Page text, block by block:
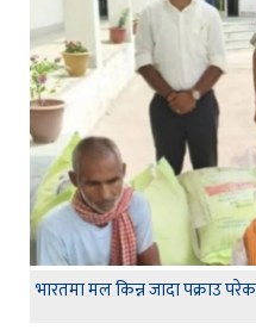
भारतमा मल किन्न जादा पक्राउ